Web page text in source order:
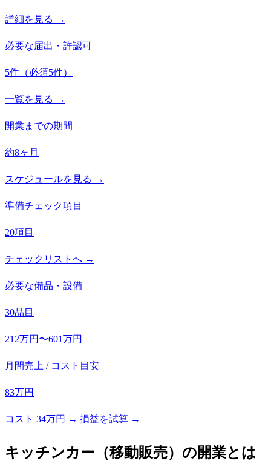
詳細を見る →
必要な届出・許認可
5件 （必須5件）
一覧を見る →
開業までの期間
約8ヶ月
スケジュールを見る →
準備チェック項目
20項目
チェックリストへ →
必要な備品・設備
30品目
212万円〜601万円
月間売上 / コスト目安
83万円
コスト 34万円 → 損益を試算 →
キッチンカー（移動販売） の開業とは